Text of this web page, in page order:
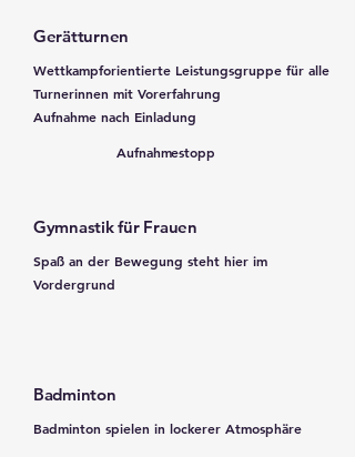
Gerätturnen
Wettkampforientierte Leistungsgruppe für alle
Turnerinnen mit Vorerfahrung
Aufnahme nach Einladung
Gymnastik für Frauen
Spaß an der Bewegung steht hier im
Vordergrund
Badminton
Badminton spielen in lockerer Atmosphäre
Aufnahmestopp